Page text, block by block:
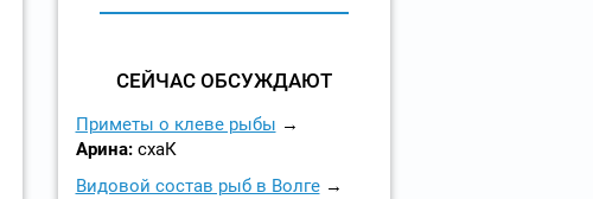
СЕЙЧАС ОБСУЖДАЮТ
Приметы о клеве рыбы
Арина: схаК
Видовой состав рыб в Волге